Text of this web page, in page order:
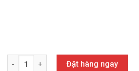
MÁY TÍNH GAMING NEW (B550M/
Đặt hàng ngay